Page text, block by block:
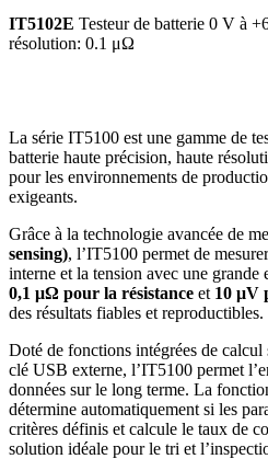
IT5102E Testeur de batterie 0 V à
résolution: 0.1 μΩ
La série IT5100 est une gamme de
batterie haute précision, haute
pour les environnements de
exigeants.
Grâce à la technologie avancée de
sensing), l’IT5100 permet de
interne et la tension avec une
0,1 μΩ pour la résistance et 10 μV
des résultats fiables et reproductibles.
Doté de fonctions intégrées de calcul
clé USB externe, l’IT5100 permet
données sur le long terme. La
détermine automatiquement si les
critères définis et calcule le taux de
solution idéale pour le tri et